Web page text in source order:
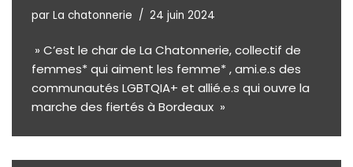
par La chatonnerie 24 juin 2024
» C’est le char de La Chatonnerie, collectif de
femmes* qui aiment les femme* , ami.e.s des
communautés LGBTQIA+ et allié.e.s qui ouvre la
marche des fiertés à Bordeaux »